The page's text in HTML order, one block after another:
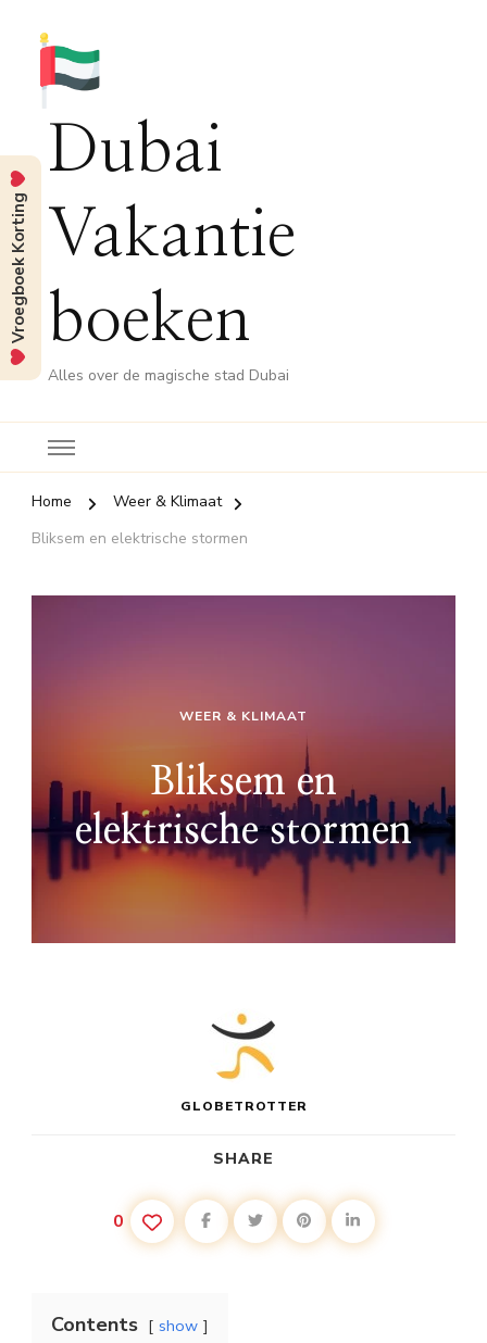
Dubai
Vakantie
boeken
Alles over de magische stad Dubai
Home
Weer & Klimaat
Bliksem en elektrische stormen
WEER & KLIMAAT
Bliksem en
elektrische stormen
GLOBETROTTER
SHARE
0
Contents show
Vroegboek Korting